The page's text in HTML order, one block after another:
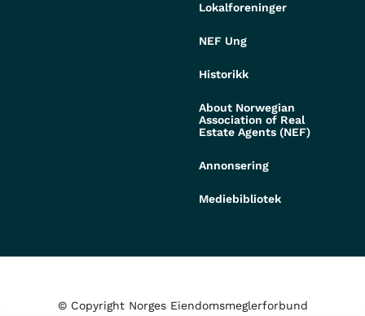
Lokalforeninger
NEF Ung
Historikk
About Norwegian
Association of Real
Estate Agents (NEF)
Annonsering
Mediebibliotek
© Copyright Norges Eiendomsmeglerforbund